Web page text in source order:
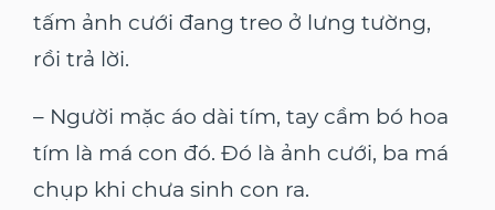
tấm ảnh cưới đang treo ở lưng tường,
rồi trả lời.
– Người mặc áo dài tím, tay cầm bó hoa
tím là má con đó. Đó là ảnh cưới, ba má
chụp khi chưa sinh con ra.